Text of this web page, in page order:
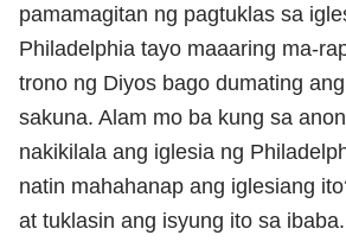
pamamagitan ng pagtuklas sa
Philadelphia tayo maaaring ma-
trono ng Diyos bago dumating
sakuna. Alam mo ba kung sa
nakikilala ang iglesia ng
natin mahahanap ang iglesiang
at tuklasin ang isyung ito sa ibaba.